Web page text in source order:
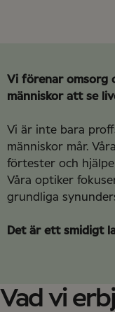
Student
Graduate-program
Supportkontor
Supportkontor
Vi förenar omsorg
människor att se
Vi är inte bara
människor mår.
förtester och
Våra optiker
grundliga
Det är ett smidigt
Vad vi